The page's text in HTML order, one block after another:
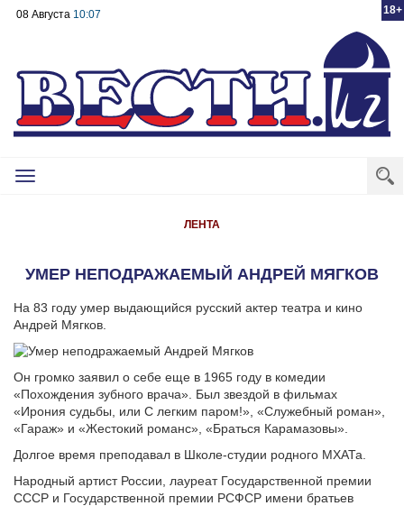
18+
08 Августа 10:07
Toggle
ЛЕНТА
УМЕР НЕПОДРАЖАЕМЫЙ АНДРЕЙ МЯГКОВ
На 83 году умер выдающийся русский актер театра и кино
Андрей Мягков.
Он громко заявил о себе еще в 1965 году в комедии
«Похождения зубного врача». Был звездой в фильмах
«Ирония судьбы, или С легким паром!», «Служебный роман»,
«Гараж» и «Жестокий романс», «Браться Карамазовы».
Долгое время преподавал в Школе-студии родного МХАТа.
Народный артист России, лауреат Государственной премии
СССР и Государственной премии РСФСР имени братьев